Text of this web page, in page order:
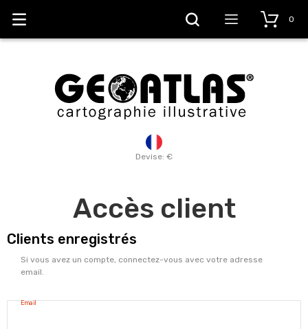
Devise: €
0
Accès client
Clients enregistrés
Si vous avez un compte, connectez-vous avec votre adresse
email.
Email